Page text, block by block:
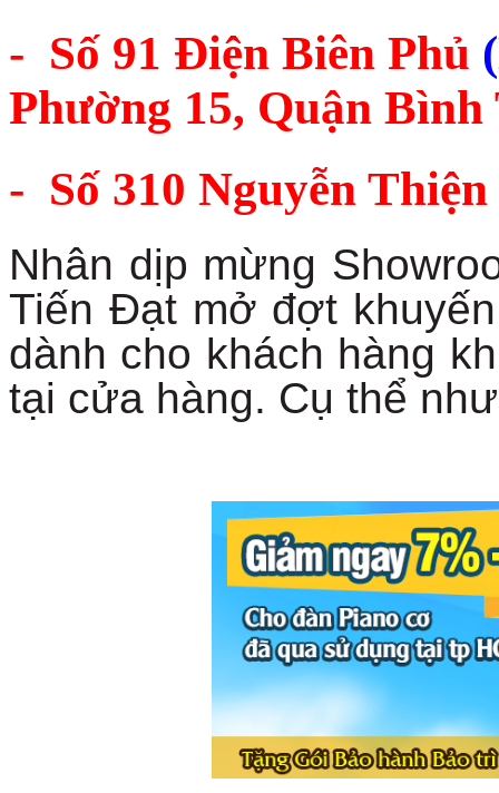
- Số 91 Điện Biên Phủ
Phường 15, Quận Bình
- Số 310 Nguyễn
Nhân dịp mừng
Tiến Đạt mở đợt
dành cho khách hàng
tại cửa hàng. Cụ thể